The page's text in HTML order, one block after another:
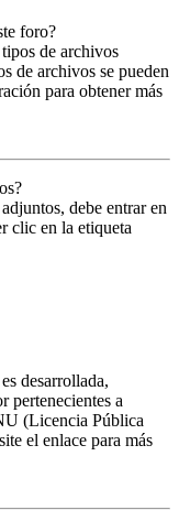
foro?
de archivos
de archivos se pueden
para obtener más
debe entrar en
clic en la etiqueta
desarrollada,
pertenecientes a
(Licencia Pública
el enlace para más